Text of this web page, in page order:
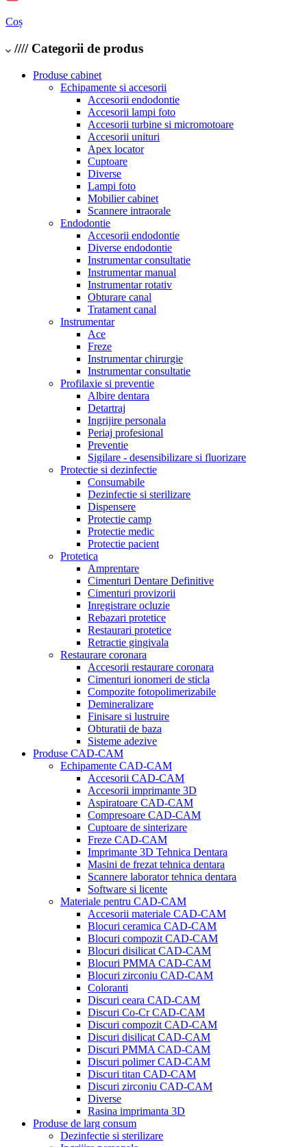
Coș
//// Categorii de produs
Produse cabinet
Echipamente si accesorii
Accesorii endodontie
Accesorii lampi foto
Accesorii turbine si micromotoare
Accesorii unituri
Apex locator
Cuptoare
Diverse
Lampi foto
Mobilier cabinet
Scannere intraorale
Endodontie
Accesorii endodontie
Diverse endodontie
Instrumentar consultatie
Instrumentar manual
Instrumentar rotativ
Obturare canal
Tratament canal
Instrumentar
Ace
Freze
Instrumentar chirurgie
Instrumentar consultatie
Profilaxie si preventie
Albire dentara
Detartraj
Ingrijire personala
Periaj profesional
Preventie
Sigilare - desensibilizare si fluorizare
Protectie si dezinfectie
Consumabile
Dezinfectie si sterilizare
Dispensere
Protectie camp
Protectie medic
Protectie pacient
Protetica
Amprentare
Cimenturi Dentare Definitive
Cimenturi provizorii
Inregistrare ocluzie
Rebazari protetice
Restaurari protetice
Retractie gingivala
Restaurare coronara
Accesorii restaurare coronara
Cimenturi ionomeri de sticla
Compozite fotopolimerizabile
Demineralizare
Finisare si lustruire
Obturatii de baza
Sisteme adezive
Produse CAD-CAM
Echipamente CAD-CAM
Accesorii CAD-CAM
Accesorii imprimante 3D
Aspiratoare CAD-CAM
Compresoare CAD-CAM
Cuptoare de sinterizare
Freze CAD-CAM
Imprimante 3D Tehnica Dentara
Masini de frezat tehnica dentara
Scannere laborator tehnica dentara
Software si licente
Materiale pentru CAD-CAM
Accesorii materiale CAD-CAM
Blocuri ceramica CAD-CAM
Blocuri compozit CAD-CAM
Blocuri disilicat CAD-CAM
Blocuri PMMA CAD-CAM
Blocuri zirconiu CAD-CAM
Coloranti
Discuri ceara CAD-CAM
Discuri Co-Cr CAD-CAM
Discuri compozit CAD-CAM
Discuri disilicat CAD-CAM
Discuri PMMA CAD-CAM
Discuri polimer CAD-CAM
Discuri titan CAD-CAM
Discuri zirconiu CAD-CAM
Diverse
Rasina imprimanta 3D
Produse de larg consum
Dezinfectie si sterilizare